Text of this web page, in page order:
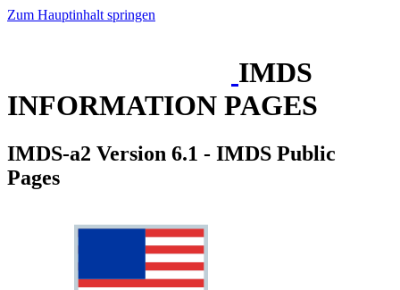
Zum Hauptinhalt springen
IMDS
INFORMATION PAGES
IMDS-a2 Version 6.1 - IMDS Public
Pages